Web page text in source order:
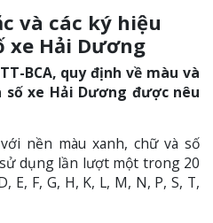
và các ký hiệu
xe Hải Dương
BCA, quy định về màu và
xe Hải Dương được nêu
nền màu xanh, chữ và số
dụng lần lượt một trong 20
E, F, G, H, K, L, M, N, P, S, T,